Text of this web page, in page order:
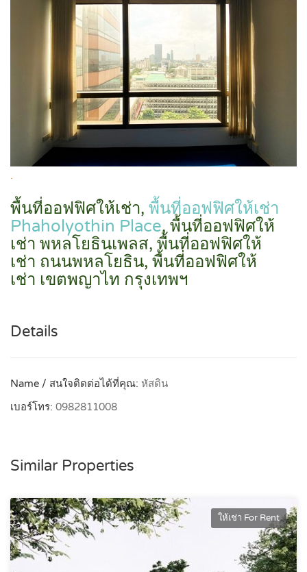
.
พื้นที่ออฟฟิศให้เช่า, พื้นที่ออฟฟิศให้เช่า
Phaholyothin Place, พื้นที่ออฟฟิศให้
เช่า พหลโยธินเพลส, พื้นที่ออฟฟิศให้
เช่า ถนนพหลโยธิน, พื้นที่ออฟฟิศให้
เช่า เขตพญาไท กรุงเทพฯ
Details
Name / สนใจติดต่อได้ที่คุณ: หัสดิน
เบอร์โทร: 0982811008
Similar Properties
ให้เช่า For Rent